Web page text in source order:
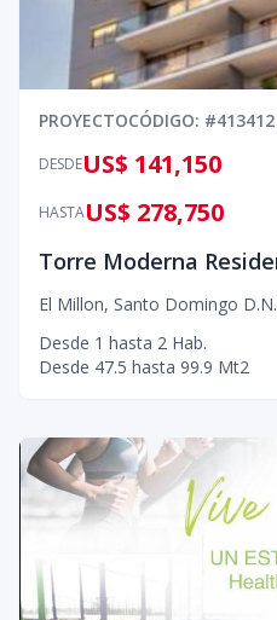
PROYECTOCÓDIGO: #413412
DESDEUS$ 141,150
HASTAUS$ 278,750
El Millon, Santo Domingo D.N.
Desde 1 hasta 2 Hab.
Desde 47.5 hasta 99.9 Mt2